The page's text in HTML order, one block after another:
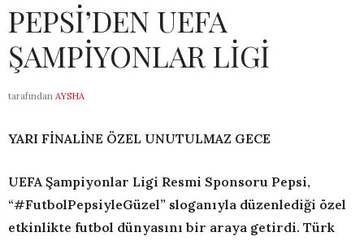
PEPSİ’DEN UEFA
ŞAMPİYONLAR LİGİ
tarafından AYSHA
YARI FİNALİNE ÖZEL UNUTULMAZ GECE
UEFA Şampiyonlar Ligi Resmi Sponsoru Pepsi,
“#FutbolPepsiyleGüzel” sloganıyla düzenlediği özel
etkinlikte futbol dünyasını bir araya getirdi. Türk